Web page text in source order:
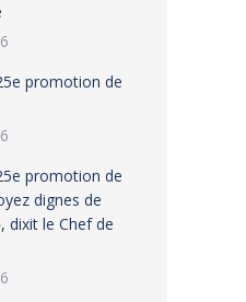
promotion de
promotion de
dignes de
dixit le Chef de